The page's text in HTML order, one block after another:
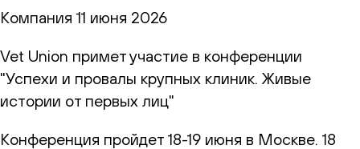
Компания 11 июня 2026
Vet Union примет участие в конференции
"Успехи и провалы крупных клиник. Живые
истории от первых лиц"
Конференция пройдет 18-19 июня в Москве. 18